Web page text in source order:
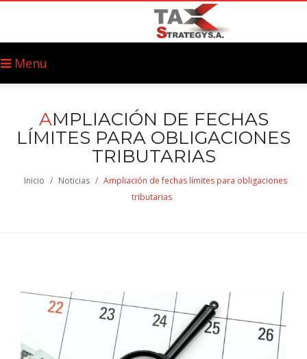
Menu
AMPLIACIÓN DE FECHAS
LÍMITES PARA OBLIGACIONES
TRIBUTARIAS
Inicio / Noticias / Ampliación de fechas límites para obligaciones
tributarias